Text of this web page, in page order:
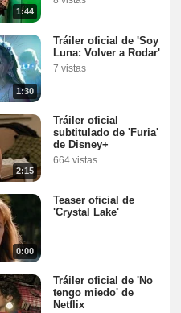
1:44
1:30
Tráiler oficial de 'Soy
Luna: Volver a Rodar'
7 vistas
2:15
Tráiler oficial
subtitulado de 'Furia'
de Disney+
664 vistas
0:00
Teaser oficial de
'Crystal Lake'
Tráiler oficial de 'No
tengo miedo' de
Netflix